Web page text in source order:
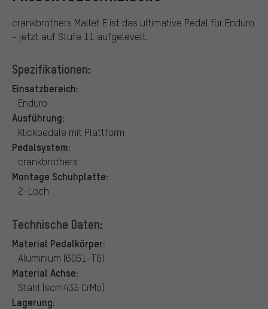
crankbrothers Mallet E ist das ultimative Pedal für Enduro
- jetzt auf Stufe 11 aufgelevelt.
Spezifikationen:
Einsatzbereich:
Enduro
Ausführung:
Klickpedale mit Plattform
Pedalsystem:
crankbrothers
Montage Schuhplatte:
2-Loch
Technische Daten:
Material Pedalkörper:
Aluminium (6061-T6)
Material Achse:
Stahl (scm435 CrMo)
Lagerung: